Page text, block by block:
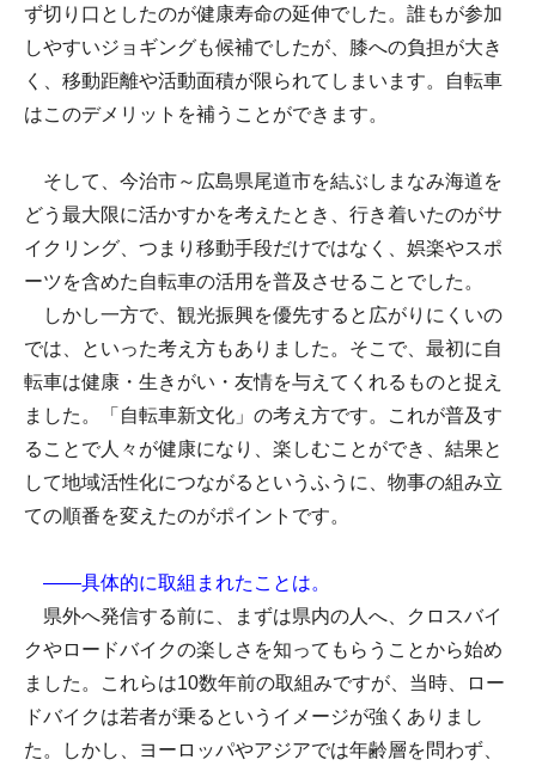
ず切り口としたのが健康寿命の延伸でした。誰もが参加
しやすいジョギングも候補でしたが、膝への負担が大き
く、移動距離や活動面積が限られてしまいます。自転車
はこのデメリットを補うことができます。
そして、今治市～広島県尾道市を結ぶしまなみ海道を
どう最大限に活かすかを考えたとき、行き着いたのがサ
イクリング、つまり移動手段だけではなく、娯楽やスポ
ーツを含めた自転車の活用を普及させることでした。
しかし一方で、観光振興を優先すると広がりにくいの
では、といった考え方もありました。そこで、最初に自
転車は健康・生きがい・友情を与えてくれるものと捉え
ました。「自転車新文化」の考え方です。これが普及す
ることで人々が健康になり、楽しむことができ、結果と
して地域活性化につながるというふうに、物事の組み立
ての順番を変えたのがポイントです。
――具体的に取組まれたことは。
県外へ発信する前に、まずは県内の人へ、クロスバイ
クやロードバイクの楽しさを知ってもらうことから始め
ました。これらは10数年前の取組みですが、当時、ロー
ドバイクは若者が乗るというイメージが強くありまし
た。しかし、ヨーロッパやアジアでは年齢層を問わず、